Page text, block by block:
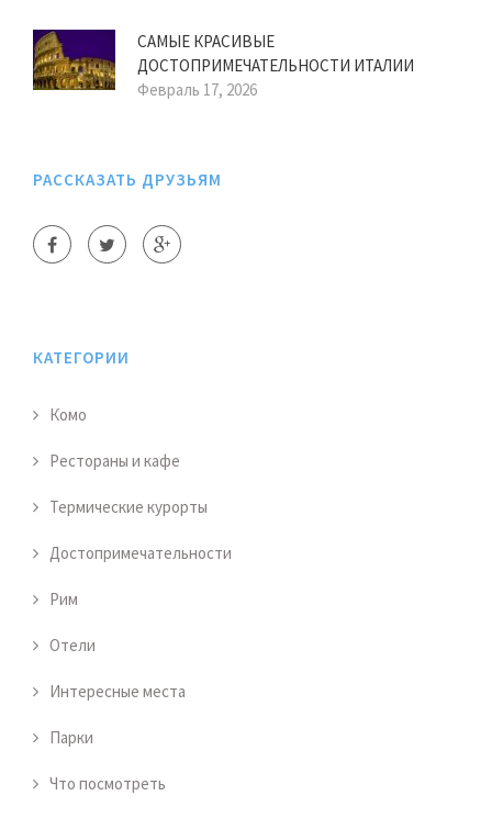
САМЫЕ КРАСИВЫЕ
ДОСТОПРИМЕЧАТЕЛЬНОСТИ ИТАЛИИ
Февраль 17, 2026
РАССКАЗАТЬ ДРУЗЬЯМ
КАТЕГОРИИ
Комо
Рестораны и кафе
Термические курорты
Достопримечательности
Рим
Отели
Интересные места
Парки
Что посмотреть